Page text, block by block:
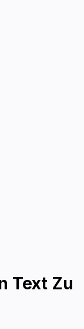
Text Zu